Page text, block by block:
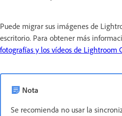
Puede migrar sus imágenes de
escritorio. Para obtener más
fotografías y los vídeos de Lightroom
Nota
Se recomienda no usar la